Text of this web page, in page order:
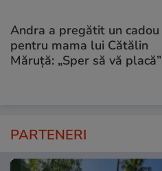
Andra a pregătit un cadou
pentru mama lui Cătălin
Măruță: „Sper să vă placă”
PARTENERI